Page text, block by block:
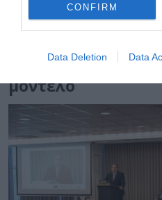
CONFIRM
Data Deletion Data
Πιτσιλής: Τα
διοίκησης σε
μοντέλο